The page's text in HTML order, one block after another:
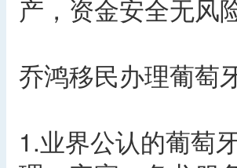
产，资金安全无风
乔鸿移民办理葡萄
1.业界公认的葡萄